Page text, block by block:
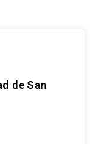
de San